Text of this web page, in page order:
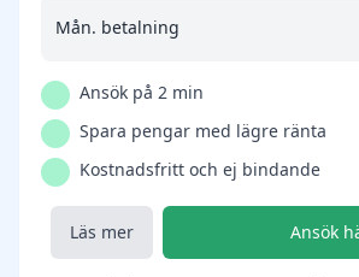
Mån. betalning
Ansök på 2 min
Spara pengar med lägre ränta
Kostnadsfritt och ej bindande
Läs mer Ansök